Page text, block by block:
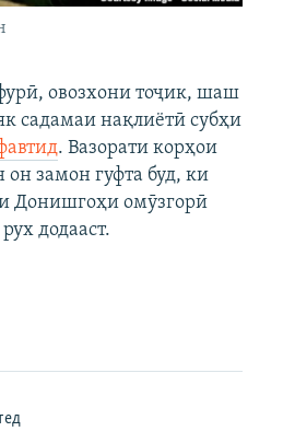
овозхони тоҷик, шаш
садамаи нақлиётӣ субҳи
. Вазорати корҳои
замон гуфта буд, ки
Донишгоҳи омӯзгорӣ
додааст.